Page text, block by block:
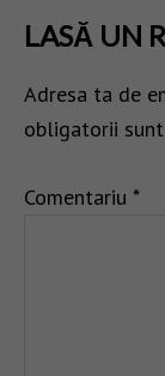
LASĂ UN
Adresa ta de
obligatorii
Comentariu *